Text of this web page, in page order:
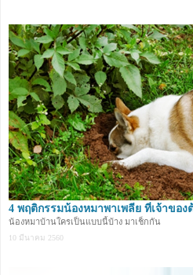
4 พฤติกรรมน้องหมาพาเพลีย ที่เจ้าของ
น้องหมาบ้านใครเป็นแบบนี้บ้าง มาเช็กกัน
10 มีนาคม 2560